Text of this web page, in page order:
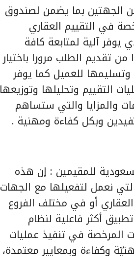
الجهتين بما يضمن لصندوق
في التقييم العقاري
يوفر آلية لمتابعة كافة
تقديم الطلب مرورا باختيار
للعميل كما يوفر
التقييم وتحليلها وتوزيعها
والمزايا والتي ستساهم
وبكل كفاءة ومهنية .
للمقيمين : إن هذه
نعمل لتفعيلها مع الجهات
أو في مختلف الفروع
أكثر فاعلية لنظام
المرخصة في تنفيذ عمليات
وكفاءة وبمعايير معتمدة،